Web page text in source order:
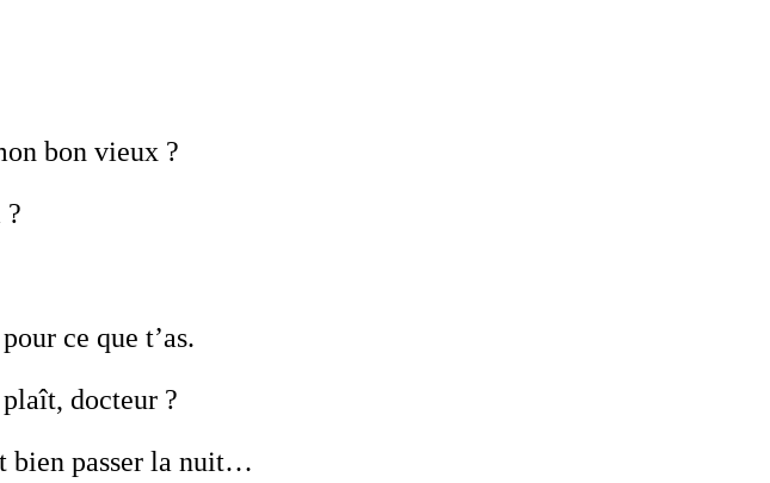
bon vieux ?
?
ce que t’as.
docteur ?
bien passer la nuit…